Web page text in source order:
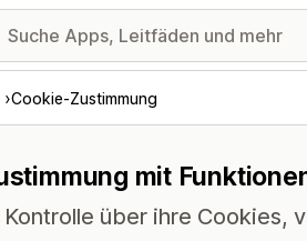
Cookie-Zustimmung
mit
über ihre Cookies,